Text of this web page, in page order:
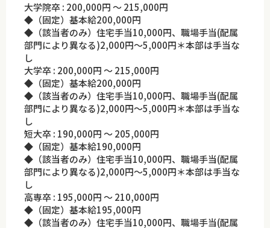
大学院卒 : 200,000円 ～ 215,000円
◆（固定）基本給200,000円
◆（該当者のみ）住宅手当10,000円、職場手当(配属
部門により異なる)2,000円～5,000円＊本部は手当な
し
大学卒 : 200,000円 ～ 215,000円
◆（固定）基本給200,000円
◆（該当者のみ）住宅手当10,000円、職場手当(配属
部門により異なる)2,000円～5,000円＊本部は手当な
し
短大卒 : 190,000円 ～ 205,000円
◆（固定）基本給190,000円
◆（該当者のみ）住宅手当10,000円、職場手当(配属
部門により異なる)2,000円～5,000円＊本部は手当な
し
高専卒 : 195,000円 ～ 210,000円
◆（固定）基本給195,000円
◆（該当者のみ）住宅手当10,000円、職場手当(配属